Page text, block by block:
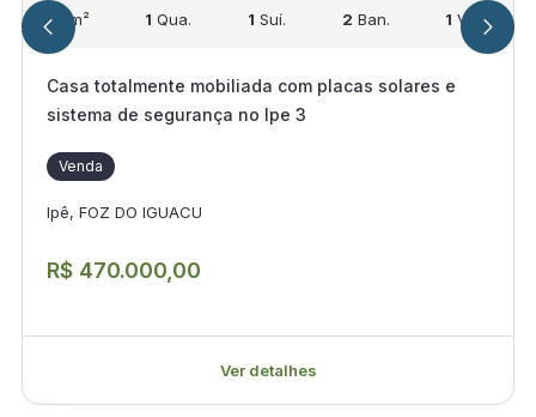
70 m² 1 Qua. 1 Suí. 2 Ban. 1 Vag.
Casa totalmente mobiliada com placas solares e
sistema de segurança no Ipe 3
Venda
Ipê, FOZ DO IGUACU
R$ 470.000,00
Ver detalhes